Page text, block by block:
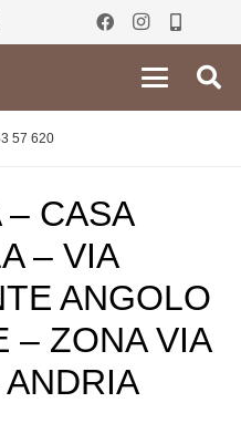
57 620
– CASA
– VIA
ANGOLO
– ZONA VIA